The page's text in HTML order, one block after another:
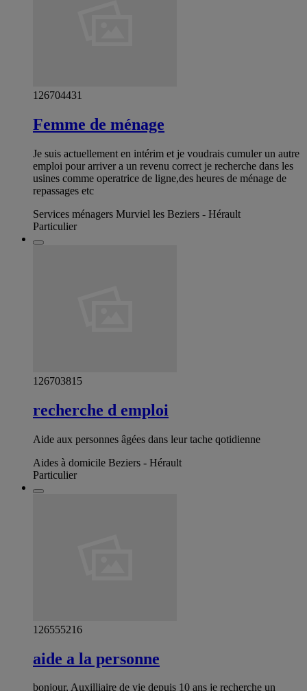
126704431
Femme de ménage
Je suis actuellement en intérim et je voudrais cumuler un autre
emploi pour arriver a un revenu correct je recherche dans les
usines comme operatrice de ligne,des heures de ménage de
repassages etc
Services ménagers Murviel les Beziers - Hérault
Particulier
126703815
recherche d emploi
Aide aux personnes âgées dans leur tache qotidienne
Aides à domicile Beziers - Hérault
Particulier
126555216
aide a la personne
bonjour, Auxilliaire de vie depuis 10 ans je recherche un